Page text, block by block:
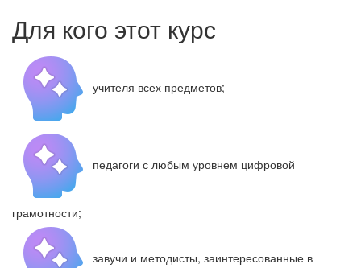
Для кого этот курс
учителя всех предметов;
педагоги с любым уровнем цифровой
грамотности;
завучи и методисты, заинтересованные в